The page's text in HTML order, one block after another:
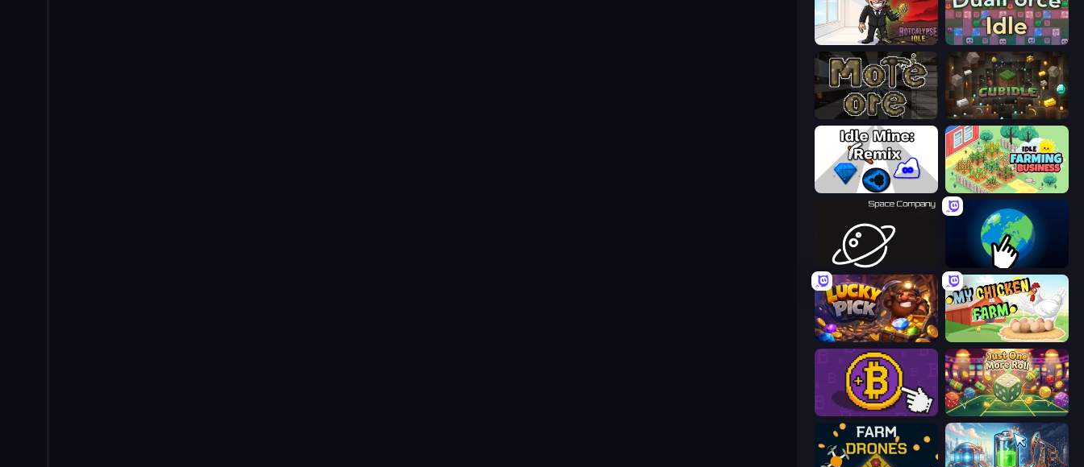
Rotcalypse: Idle Incremental DualForce Idle
More Ore Cubidle
Idle Mine: Remix Idle Farming Business
Space Company Planet Clicker 2
Lucky Pick My Chicken Farm
Money Maker Just One More Roll